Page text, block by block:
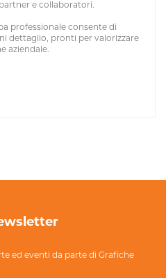
e collaboratori.
professionale consente di
dettaglio, pronti per valorizzare
aziendale.
ed eventi da parte di Grafiche